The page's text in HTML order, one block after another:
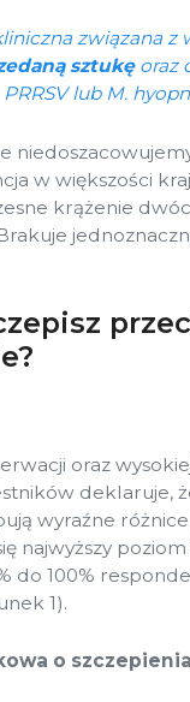
związana
sztukęoraz
PRRSV lub M.
w większości
krążenie
oraz
deklaruje,
wyraźne
najwyższy
do 100%
1).
o